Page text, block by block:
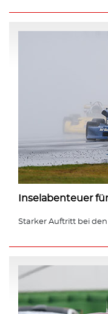
Inselabenteuer
Starker Auftritt bei den